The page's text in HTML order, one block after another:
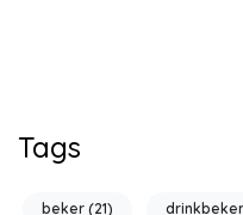
Tags
beker (21) drinkbeker